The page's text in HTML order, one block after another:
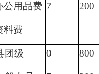
公用品费 7 200
料费
团级 0 800